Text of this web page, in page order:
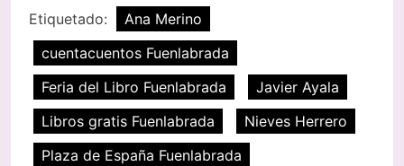
Etiquetado:
Ana Merino
cuentacuentos Fuenlabrada
Feria del Libro Fuenlabrada
Javier Ayala
Libros gratis Fuenlabrada
Nieves Herrero
Plaza de España Fuenlabrada